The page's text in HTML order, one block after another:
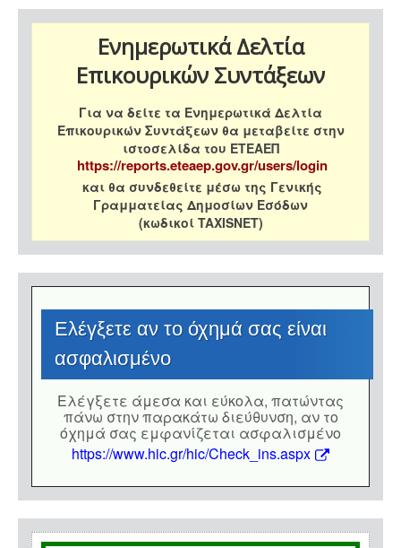
Ενημερωτικά Δελτία
Επικουρικών Συντάξεων
Για να δείτε τα Ενημερωτικά Δελτία
Επικουρικών Συντάξεων θα μεταβείτε στην
ιστοσελίδα του ΕΤΕΑΕΠ
https://reports.eteaep.gov.gr/users/login
και θα συνδεθείτε μέσω της Γενικής
Γραμματείας Δημοσίων Εσόδων
(κωδικοί TAXISNET)
Eλέγξετε αν το όχημά σας είναι
ασφαλισμένο
Eλέγξετε άμεσα και εύκολα, πατώντας
πάνω στην παρακάτω διεύθυνση, αν το
όχημά σας εμφανίζεται ασφαλισμένο
https://www.hic.gr/hic/Check_ins.aspx